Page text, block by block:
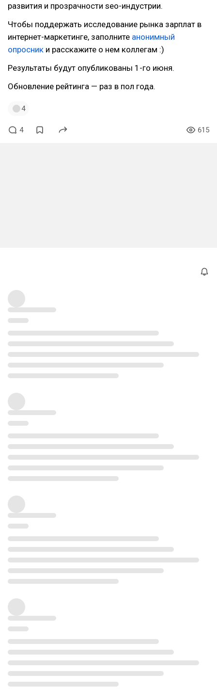
развития и прозрачности seo-индустрии.
Чтобы поддержать исследование рынка зарплат в
интернет-маркетинге, заполните анонимный
опросник и расскажите о нем коллегам :)
Результаты будут опубликованы 1-го июня.
Обновление рейтинга — раз в пол года.
4
4 615